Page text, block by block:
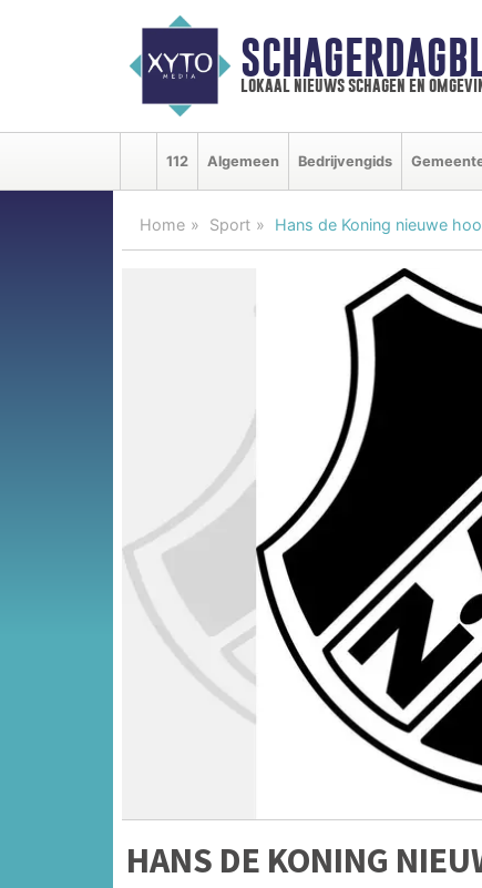
lokaal nieuws schagen en
112 Algemeen Bedrijvengids
Home Sport Hans de Koning nieuwe
HANS DE KONING